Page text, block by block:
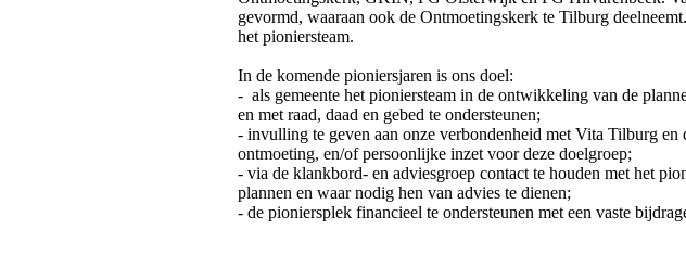
gevormd, waaraan ook de Ontmoetingskerk te Tilburg
het pioniersteam.
In de komende pioniersjaren is ons doel:
- als gemeente het pioniersteam in de ontwikkeling van de
en met raad, daad en gebed te ondersteunen;
- invulling te geven aan onze verbondenheid met Vita Tilburg en
ontmoeting, en/of persoonlijke inzet voor deze doelgroep;
- via de klankbord- en adviesgroep contact te houden met het
plannen en waar nodig hen van advies te dienen;
- de pioniersplek financieel te ondersteunen met een vaste